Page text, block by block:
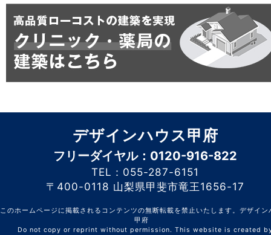
デザインハウス甲府
フリーダイヤル：0120-916-822
TEL：055-287-6151
〒400-0118 山梨県甲斐市竜王1656-17
このホームページに掲載されるコンテンツの無断転載を禁止いたします。デザイン
甲府
Do not copy or reprint without permission. This website is created